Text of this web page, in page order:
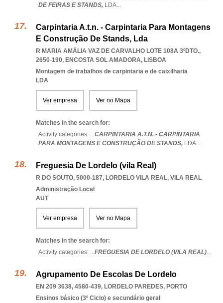
DE FEIRAS E STANDS, LDA...
Carpintaria A.t.n. - Carpintaria Para Montagens
E Construção De Stands, Lda
R MARIA AMÁLIA VAZ DE CARVALHO LOTE 108A 3ºDTO.,
2650-190, ENCOSTA SOL AMADORA, LISBOA
Montagem de trabalhos de carpintaria e de caixilharia
LDA
Ver empresa Ver no Mapa
Matches in the search for:
Activity categories: ...CARPINTARIA A.T.N. - CARPINTARIA
PARA MONTAGENS E CONSTRUÇÃO DE STANDS, LDA...
Freguesia De Lordelo (vila Real)
R DO SOUTO, 5000-187, LORDELO VILA REAL, VILA REAL
Administração Local
AUT
Ver empresa Ver no Mapa
Matches in the search for:
Activity categories: ...FREGUESIA DE LORDELO (VILA REAL)...
Agrupamento De Escolas De Lordelo
EN 209 3638, 4580-439, LORDELO PAREDES, PORTO
Ensinos básico (3º Ciclo) e secundário geral